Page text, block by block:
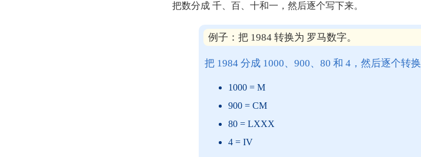
把数分成 千、百、十和一，然后逐个写下来。
例子：把 1984 转换为 罗马数字。
把 1984 分成 1000、900、80 和 4，然后逐个转换
1000 = M
900 = CM
80 = LXXX
4 = IV